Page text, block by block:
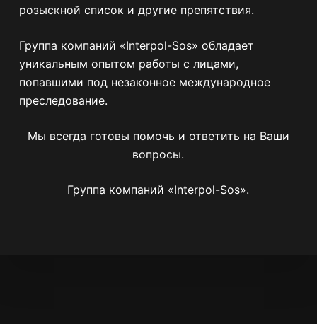
розыскной список и другие препятствия.
Группа компаний «Interpol-Sos» обладает
уникальным опытом работы с лицами,
попавшими под незаконное международное
преследование.
Мы всегда готовы помочь и ответить на Ваши
вопросы.
Группа компаний «Interpol-Sos».